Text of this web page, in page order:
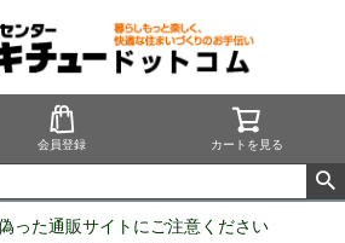
会員登録 カートを見る
った通販サイトにご注意ください